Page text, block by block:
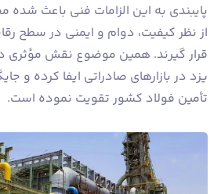
پایبندی به این الزامات فنی باعث
از نظر کیفیت، دوام و ایمنی در سطح
قرار گیرند. همین موضوع نقش مؤثری
یزد در بازارهای صادراتی ایفا کرده و
تأمین فولاد کشور تقویت نموده است.